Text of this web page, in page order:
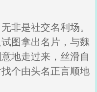
非是社交名利场。
图拿出名片，与魏
地走过来，丝滑自
个由头名正言顺地